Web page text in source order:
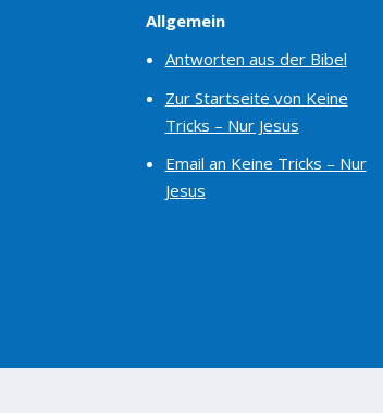
Allgemein
Antworten aus der Bibel
Zur Startseite von Keine
Tricks – Nur Jesus
Email an Keine Tricks – Nur
Jesus